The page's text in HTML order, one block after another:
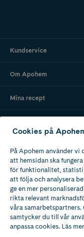
Kundservice
Om Apohem
Mina recept
Apotek med tillstånd
av Läkemedelsverket
Cookies på
På Apohem använder vi
att hemsidan ska
för funktionalitet,
att följa och analysera
ge en mer
rikta relevant
våra
samtycker du till vår
anpassa cookies. Läs